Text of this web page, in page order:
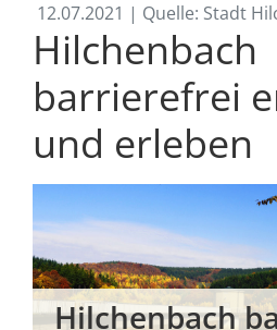
12.07.2021 | Quelle: Stadt
Hilchenbach
barrierefrei
und erleben
Hilchenbach